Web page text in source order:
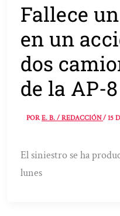
Fallece
en un
dos
de la AP-
PORE. B. / REDACCIÓN/15
El siniestro se ha
lunes